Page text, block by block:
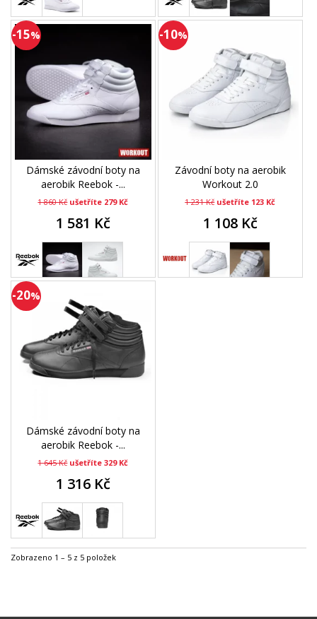
-15%
Dámské závodní boty na
aerobik Reebok -...
1 860 Kč ušetříte 279 Kč
1 581 Kč
-10%
Závodní boty na aerobik
Workout 2.0
1 231 Kč ušetříte 123 Kč
1 108 Kč
-20%
Dámské závodní boty na
aerobik Reebok -...
1 645 Kč ušetříte 329 Kč
1 316 Kč
Zobrazeno 1 – 5 z 5 položek